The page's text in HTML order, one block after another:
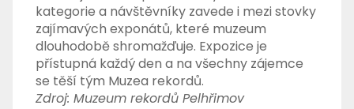
kategorie a návštěvníky zavede i mezi stovky
zajímavých exponátů, které muzeum
dlouhodobě shromažďuje. Expozice je
přístupná každý den a na všechny zájemce
se těší tým Muzea rekordů.
Zdroj: Muzeum rekordů Pelhřimov